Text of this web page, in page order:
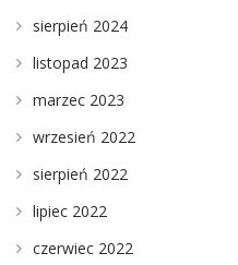
sierpień 2024
listopad 2023
marzec 2023
wrzesień 2022
sierpień 2022
lipiec 2022
czerwiec 2022